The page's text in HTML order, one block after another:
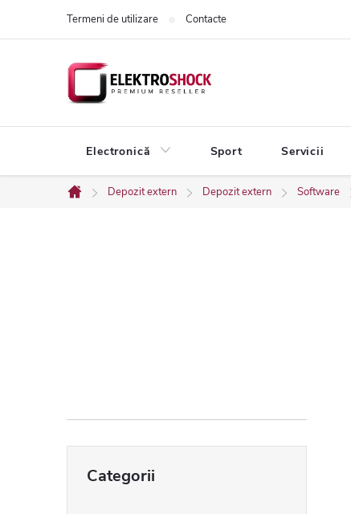
Termeni de utilizare Contacte
Electronică Sport Servicii
Acasă
Depozit extern Depozit extern Software
l
apesteCategorii